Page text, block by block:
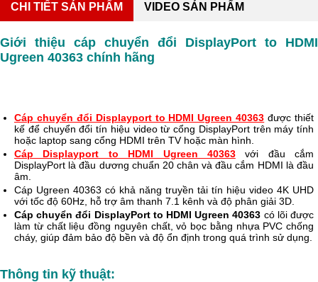
CHI TIẾT SẢN PHẨM VIDEO SẢN PHẨM
Giới thiệu cáp chuyển đổi DisplayPort to HDMI
Ugreen 40363 chính hãng
Cáp chuyển đổi Displayport to HDMI Ugreen 40363 được thiết
kế để chuyển đổi tín hiệu video từ cổng DisplayPort trên máy tính
hoặc laptop sang cổng HDMI trên TV hoặc màn hình.
Cáp Displayport to HDMI Ugreen 40363
với đầu cắm
DisplayPort là đầu dương chuẩn 20 chân và đầu cắm HDMI là đầu
âm.
Cáp Ugreen 40363 có khả năng truyền tải tín hiệu video 4K UHD
với tốc độ 60Hz, hỗ trợ âm thanh 7.1 kênh và độ phân giải 3D.
Cáp chuyển đổi DisplayPort to HDMI Ugreen 40363 có lõi được
làm từ chất liệu đồng nguyên chất, vỏ bọc bằng nhựa PVC chống
Thông tin kỹ thuật: